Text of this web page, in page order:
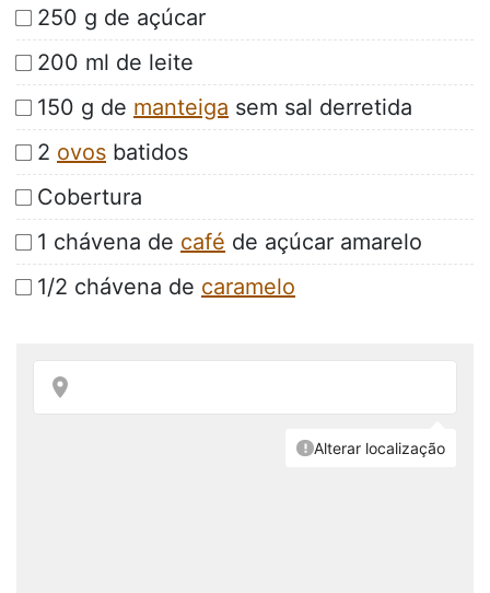
250 g de açúcar
200 ml de leite
150 g de manteiga sem sal derretida
2 ovos batidos
Cobertura
1 chávena de café de açúcar amarelo
1/2 chávena de caramelo